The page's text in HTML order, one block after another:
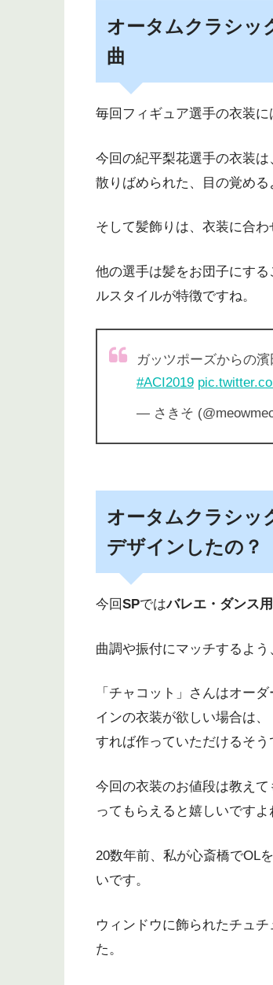
オータムクラシッ
曲
毎回フィギュア選手の衣装に
今回の紀平梨花選手の衣装
散りばめられた、目の覚める
そして髪飾りは、衣装に合
他の選手は髪をお団子にす
ルスタイルが特徴ですね。
ガッツポーズからの
#ACI2019
— さきそ
オータムクラシッ
デザインしたの？
今回SPではバレエ・ダンス
曲調や振付にマッチするよ
「チャコット」さんはオー
インの衣装が欲しい場合は
すれば作っていただけるそう
今回の衣装のお値段は教え
ってもらえると嬉しいですよ
20数年前、私が心斎橋でOL
いです。
ウィンドウに飾られたチュ
た。